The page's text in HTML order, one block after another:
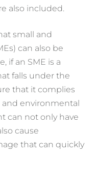
also included.
small and
can also be
if an SME is a
falls under the
that it complies
environmental
can not only have
cause
that can quickly